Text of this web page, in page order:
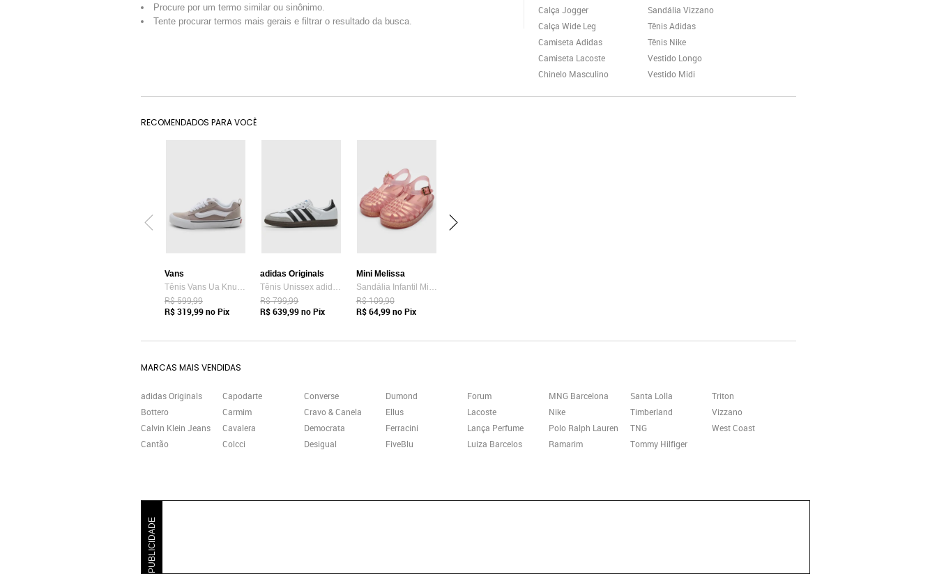
Procure por um termo similar ou sinônimo.
Tente procurar termos mais gerais e filtrar o resultado da busca.
Calça Jogger
Calça Wide Leg
Camiseta Adidas
Camiseta Lacoste
Chinelo Masculino
Sandália Vizzano
Tênis Adidas
Tênis Nike
Vestido Longo
Vestido Midi
RECOMENDADOS PARA VOCÊ
Vans
Tênis Vans Ua Knu Skool Bege
R$ 599,99
R$ 319,99no Pix
adidas Originals
Tênis Unissex adidas Originals Samba OG Branco
R$ 799,99
R$ 639,99no Pix
Mini Melissa
Sandália Infantil Mini Melissa Possession Shiny B Rosê
R$ 109,90
R$ 64,99no Pix
MARCAS MAIS VENDIDAS
adidas Originals
Bottero
Calvin Klein Jeans
Cantão
Capodarte
Carmim
Cavalera
Colcci
Converse
Cravo & Canela
Democrata
Desigual
Dumond
Ellus
Ferracini
FiveBlu
Forum
Lacoste
Lança Perfume
Luiza Barcelos
MNG Barcelona
Nike
Polo Ralph Lauren
Ramarim
Santa Lolla
Timberland
TNG
Tommy Hilfiger
Triton
Vizzano
West Coast
PUBLICIDADE